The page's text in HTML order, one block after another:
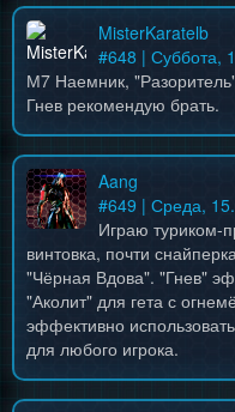
MisterKaratelb
#648 | Суббота,
М7 Наемник,
Гнев рекомендую брать.
Aang
#649 | Среда,
Играю туриком-
винтовка, почти
"Чёрная Вдова". "Гнев"
"Аколит" для гета с
эффективно
для любого игрока.